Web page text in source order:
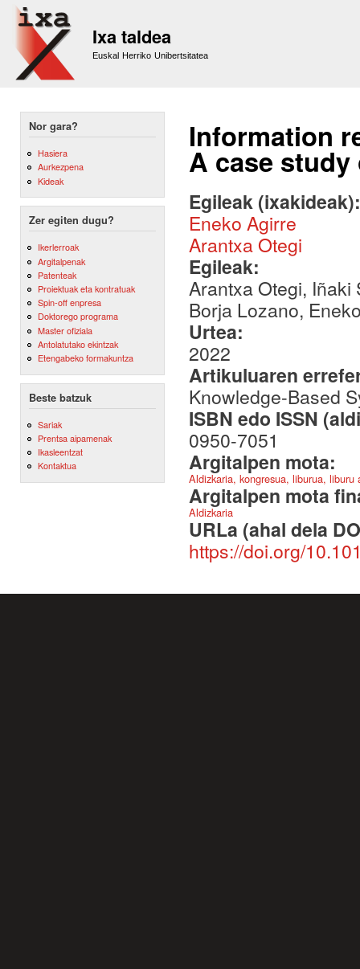
Ixa taldea
Euskal Herriko Unibertsitatea
Nor gara?
Hasiera
Aurkezpena
Kideak
Zer egiten dugu?
Ikerlerroak
Argitalpenak
Patenteak
Proiektuak eta kontratuak
Spin-off enpresa
Doktorego programa
Master ofiziala
Antolatutako ekintzak
Etengabeko formakuntza
Beste batzuk
Sariak
Prentsa aipamenak
Ikasleentzat
Kontaktua
Information
A case
Egileak
Eneko Agirre
Arantxa Otegi
Egileak:
Arantxa Otegi, Iñaki
Borja Lozano,
Urtea:
2022
Artikuluaren
Knowledge-Based
ISBN edo ISSN
0950-7051
Argitalpen mota:
Aldizkaria, kongresua, liburua,
Argitalpen mota
Aldizkaria
URLa (ahal dela
https://doi.org/